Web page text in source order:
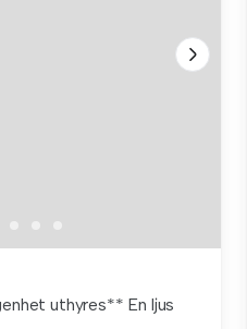
uthyres** En ljus